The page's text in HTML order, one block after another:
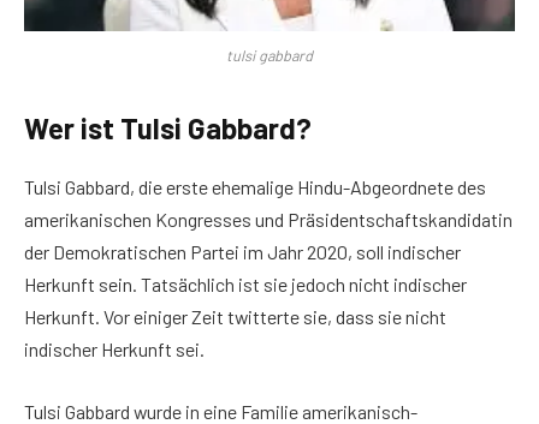
tulsi gabbard
Wer ist Tulsi Gabbard?
Tulsi Gabbard, die erste ehemalige Hindu-Abgeordnete des
amerikanischen Kongresses und Präsidentschaftskandidatin
der Demokratischen Partei im Jahr 2020, soll indischer
Herkunft sein. Tatsächlich ist sie jedoch nicht indischer
Herkunft. Vor einiger Zeit twitterte sie, dass sie nicht
indischer Herkunft sei.
Tulsi Gabbard wurde in eine Familie amerikanisch-